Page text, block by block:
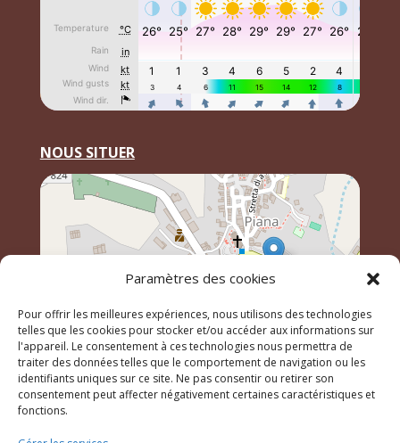
Paramètres des cookies
Pour offrir les meilleures expériences, nous utilisons des technologies
telles que les cookies pour stocker et/ou accéder aux informations sur
l'appareil. Le consentement à ces technologies nous permettra de
traiter des données telles que le comportement de navigation ou les
identifiants uniques sur ce site. Ne pas consentir ou retirer son
consentement peut affecter négativement certaines caractéristiques et
fonctions.
NOUS SITUER
Leaflet, \r\n©OpenStreetMapcontributeurs